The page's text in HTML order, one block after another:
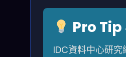
Pro Tip
IDC資料中心研